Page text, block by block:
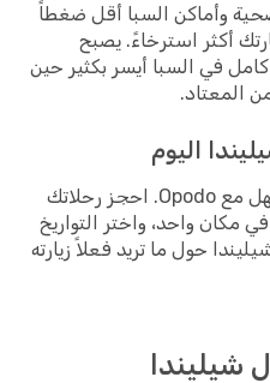
وأماكن السبا أقل ضغطاً
أكثر استرخاءً. يصبح
في السبا أيسر بكثير حين
المعتاد.
اليوم
التخطيط لرحلة إلى شيليندا سهل مع Opodo. احجز رحلاتك
في مكان واحد، واختر التواريخ
حول ما تريد فعلاً زيارته
شيليندا